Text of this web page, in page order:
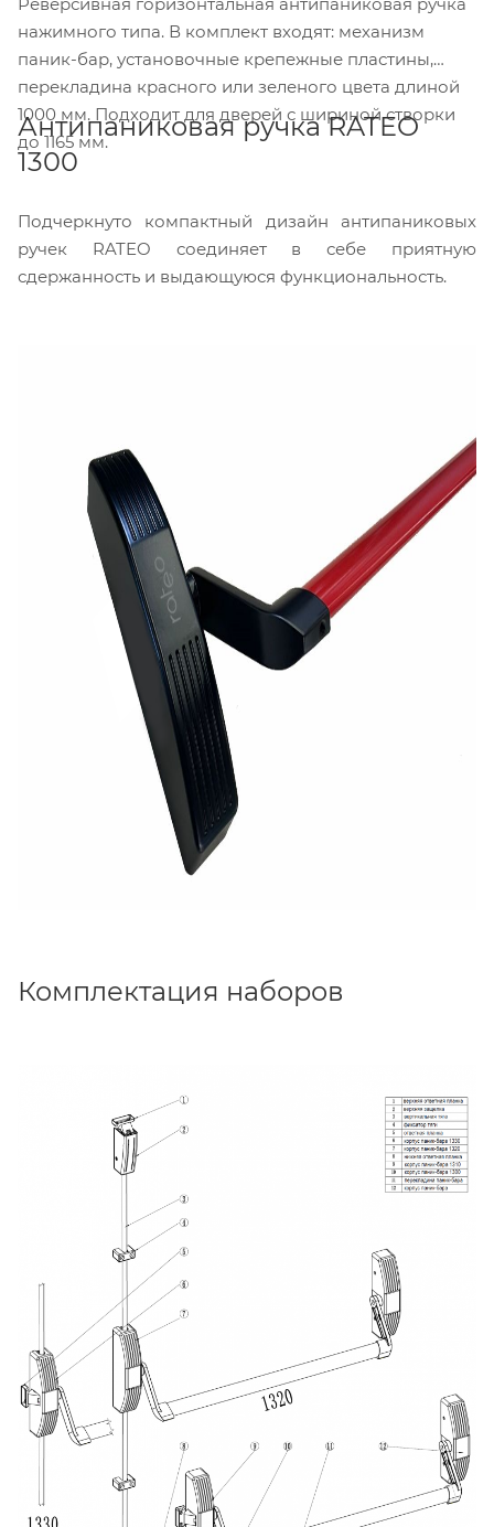
нажимного типа. В комплект входят: механизм
паник-бар, установочные крепежные пластины,
перекладина красного или зеленого цвета длиной
1000 мм. Подходит для дверей с шириной створки
до 1165 мм.
Антипаниковая ручка RATEO
1300
Подчеркнуто компактный дизайн антипаниковых
ручек RATEO соединяет в себе приятную
сдержанность и выдающуюся функциональность.
Комплектация наборов